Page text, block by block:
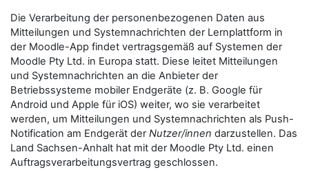
Die Verarbeitung der personenbezogenen Daten aus
Mitteilungen und Systemnachrichten der Lernplattform in
der Moodle-App findet vertragsgemäß auf Systemen der
Moodle Pty Ltd. in Europa statt. Diese leitet Mitteilungen
und Systemnachrichten an die Anbieter der
Betriebssysteme mobiler Endgeräte (z. B. Google für
Android und Apple für iOS) weiter, wo sie verarbeitet
werden, um Mitteilungen und Systemnachrichten als Push-
Notification am Endgerät derNutzer/innen darzustellen. Das
Land Sachsen-Anhalt hat mit der Moodle Pty Ltd. einen
Auftragsverarbeitungsvertrag geschlossen.